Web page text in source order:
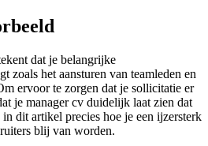
dat je belangrijke
zoals het aansturen van teamleden en
ervoor te zorgen dat je sollicitatie er
je manager cv duidelijk laat zien dat
in dit artikel precies hoe je een ijzersterk
blij van worden.